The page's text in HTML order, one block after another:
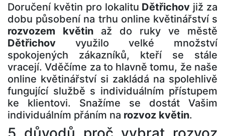
Doručení květin pro lokalitu Dětřichov již za
dobu působení na trhu online květinářství s
rozvozem květin až do ruky ve městě
Dětřichov využilo velké množství
spokojených zákazníků, kteří se stále
vracejí. Vděčíme za to hlavně tomu, že naše
online květinářství si zakládá na spolehlivě
fungující službě s individuálním přístupem
ke klientovi. Snažíme se dostát Vašim
individuálním přáním na rozvoz květin.